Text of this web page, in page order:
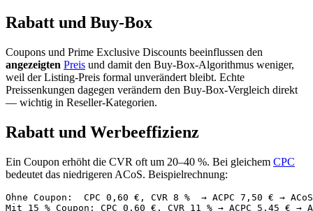
Rabatt und Buy-Box
Coupons und Prime Exclusive Discounts beeinflussen den
angezeigten Preis und damit den Buy-Box-Algorithmus weniger,
weil der Listing-Preis formal unverändert bleibt. Echte
Preissenkungen dagegen verändern den Buy-Box-Vergleich direkt
— wichtig in Reseller-Kategorien.
Rabatt und Werbeeffizienz
Ein Coupon erhöht die CVR oft um 20–40 %. Bei gleichem CPC
bedeutet das niedrigeren ACoS. Beispielrechnung:
Ohne Coupon:  CPC 0,60 €, CVR 8 %  → ACPC 7,50 € →